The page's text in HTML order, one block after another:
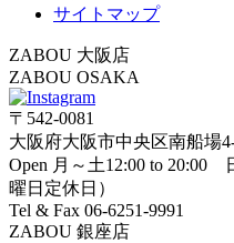
サイトマップ
ZABOU 大阪店
ZABOU OSAKA
〒542-0081
大阪府大阪市中央区南船場
Open 月～土12:00 to 20:00
曜日定休日）
Tel & Fax 06-6251-9991
ZABOU 銀座店